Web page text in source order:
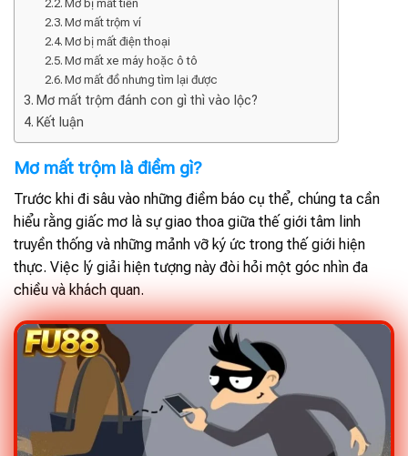
Mơ bị mất tiền
Mơ mất trộm ví
Mơ bị mất điện thoại
Mơ mất xe máy hoặc ô tô
Mơ mất đồ nhưng tìm lại được
Mơ mất trộm đánh con gì thì vào lộc?
Kết luận
Mơ mất trộm là điềm gì?
Trước khi đi sâu vào những điềm báo cụ thể, chúng ta cần
hiểu rằng giấc mơ là sự giao thoa giữa thế giới tâm linh
truyền thống và những mảnh vỡ ký ức trong thế giới hiện
thực. Việc lý giải hiện tượng này đòi hỏi một góc nhìn đa
chiều và khách quan.